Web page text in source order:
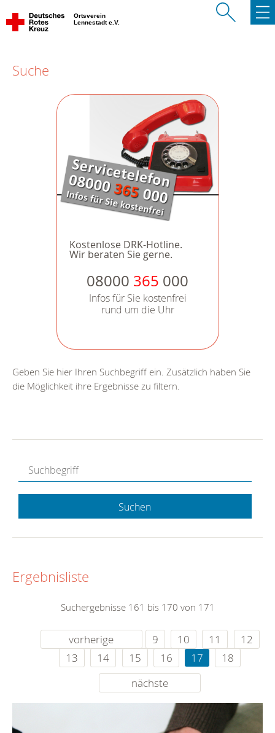
Ortsverein
Lennestadt e.V.
Suche
Kostenlose DRK-Hotline.
Wir beraten Sie gerne.
08000 365 000
Infos für Sie kostenfrei
rund um die Uhr
Geben Sie hier Ihren Suchbegriff ein. Zusätzlich haben Sie
die Möglichkeit ihre Ergebnisse zu filtern.
Suchen
Ergebnisliste
Suchergebnisse 161 bis 170 von 171
vorherige 9 10 11
12
13
14 15 16 17
18
nächste